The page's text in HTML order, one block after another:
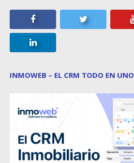
INMOWEB – EL CRM TODO EN UNO